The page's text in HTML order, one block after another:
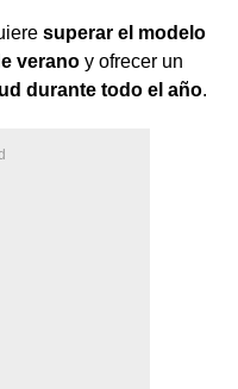
superar el modelo
verano y ofrecer un
durante todo el año.